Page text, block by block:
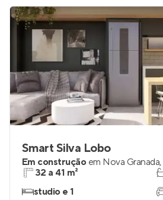
Smart Silva Lobo
Em construção em Nova Granada,
32 a 41 m²
studio e 1